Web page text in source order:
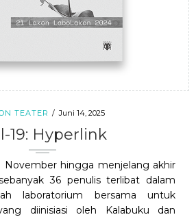
TEATER Juni 14, 2025
19: Hyperlink
November hingga menjelang akhir
36 penulis terlibat dalam
laboratorium bersama untuk
diinisiasi oleh Kalabuku dan